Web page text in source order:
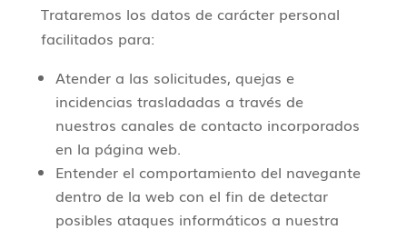
Trataremos los datos de carácter personal
facilitados para:
Atender a las solicitudes, quejas e
incidencias trasladadas a través de
nuestros canales de contacto incorporados
en la página web.
Entender el comportamiento del navegante
dentro de la web con el fin de detectar
posibles ataques informáticos a nuestra